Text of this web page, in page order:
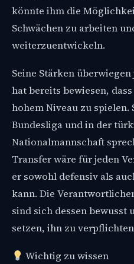
könnte ihm die
Schwächen zu arbeiten
weiterzuentwickeln.
Seine Stärken
hat bereits bewiesen,
hohem Niveau zu spielen.
Bundesliga und in der
Nationalmannschaft
Transfer wäre für jeden
er sowohl defensiv als
kann. Die
sind sich dessen bewusst
setzen, ihn zu
Wichtig zu wissen